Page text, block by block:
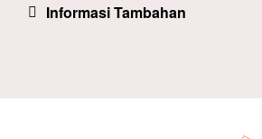
Informasi Tambahan